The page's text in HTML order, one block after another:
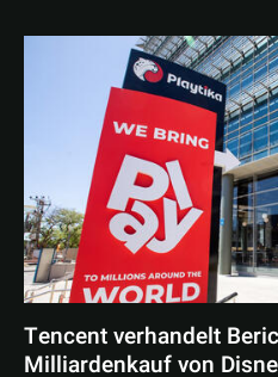
Tencent verhandelt
Milliardenkauf von